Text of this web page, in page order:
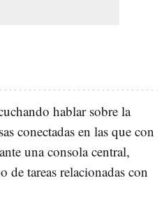
hablar sobre la
conectadas en las que con
una consola central,
de tareas relacionadas con